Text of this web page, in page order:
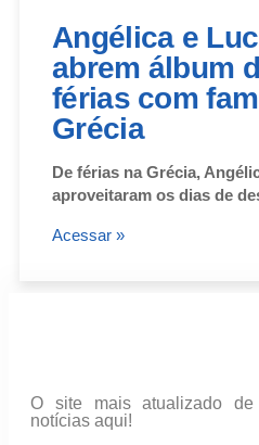
Angélica e
abrem álbum
férias com
Grécia
De férias na Grécia,
aproveitaram os dias de
Acessar »
O site mais atualizado
notícias aqui!